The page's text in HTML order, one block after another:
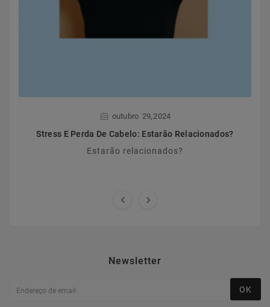
outubro 29, 2024
Stress E Perda De Cabelo: Estarão Relacionados?
Estarão relacionados?
 
Newsletter
OK